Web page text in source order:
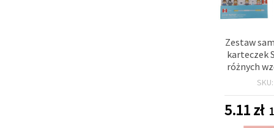
Zestaw
karteczek
różnych
SKU:
5.11zł